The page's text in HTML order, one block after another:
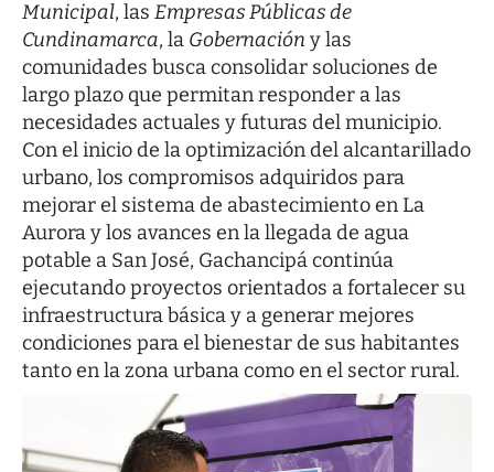
Municipal, las Empresas Públicas de
Cundinamarca, la Gobernación y las
comunidades busca consolidar soluciones de
largo plazo que permitan responder a las
necesidades actuales y futuras del municipio.
Con el inicio de la optimización del alcantarillado
urbano, los compromisos adquiridos para
mejorar el sistema de abastecimiento en La
Aurora y los avances en la llegada de agua
potable a San José, Gachancipá continúa
ejecutando proyectos orientados a fortalecer su
infraestructura básica y a generar mejores
condiciones para el bienestar de sus habitantes
tanto en la zona urbana como en el sector rural.